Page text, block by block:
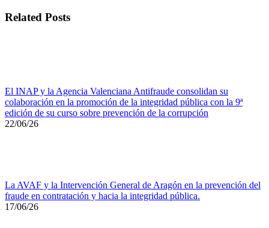
Related Posts
El INAP y la Agencia Valenciana Antifraude consolidan su
colaboración en la promoción de la integridad pública con la 9ª
edición de su curso sobre prevención de la corrupción
22/06/26
La AVAF y la Intervención General de Aragón en la prevención del
fraude en contratación y hacia la integridad pública.
17/06/26